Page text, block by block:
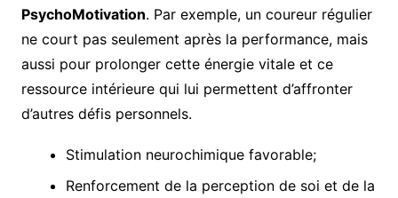
PsychoMotivation. Par exemple, un coureur régulier
ne court pas seulement après la performance, mais
aussi pour prolonger cette énergie vitale et ce
ressource intérieure qui lui permettent d’affronter
d’autres défis personnels.
Stimulation neurochimique favorable;
Renforcement de la perception de soi et de la